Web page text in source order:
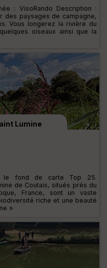
: VisoRando Description :
des paysages de campagne,
Vous longerez la rivière du
oiseaux ainsi que la
Lumine
le fond de carte Top 25.
de Coutais, situés près du
France, sont un vaste
riche et une beauté
»